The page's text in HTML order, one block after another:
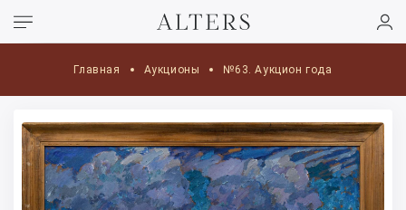
Главная Аукционы №63. Аукцион года